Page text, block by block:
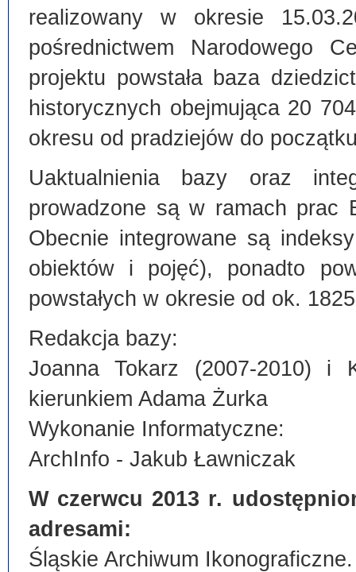
realizowany w okresie
pośrednictwem Narodowego
projektu powstała baza
historycznych obejmująca 20
okresu od pradziejów do
Uaktualnienia bazy oraz
prowadzone są w ramach prac
Obecnie integrowane są
obiektów i pojęć), ponadto
powstałych w okresie od ok.
Redakcja bazy:
Joanna Tokarz (2007-2010) i
kierunkiem Adama Żurka
Wykonanie Informatyczne:
ArchInfo - Jakub Ławniczak
W czerwcu 2013 r.
adresami:
Śląskie Archiwum Ikonograficzne.